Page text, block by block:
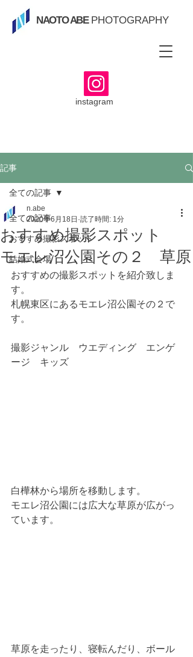
NAOTO ABE PHOTOGRAPHY
instagram
記事
全ての記事
おすすめ撮影スポット
結婚式会場
全ての記事
おすすめ撮影スポット
モエレ沼公園その２ 草原
n.abe
2020年6月18日 読了時間: 1分
おすすめの撮影スポットを紹介致しま
す。
札幌東区にあるモエレ沼公園その２で
す。
撮影ジャンル　ウエディング　エンゲ
ージ　キッズ
白樺林から場所を移動します。
モエレ沼公園には広大な草原が広がっ
ています。
草原を走ったり、寝転んだり、ボール